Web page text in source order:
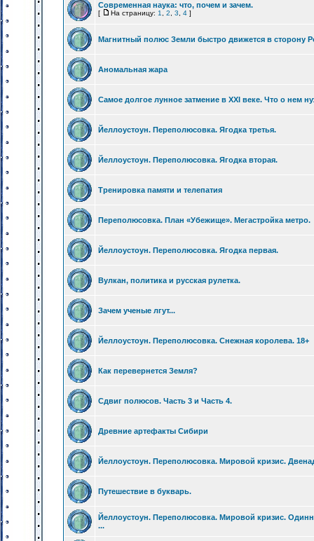
Современная наука: что, почем и зачем.
[ На страницу: 1 2 3 4 ]
Магнитный полюс Земли быстро движется в сторону
Аномальная жара
Самое долгое лунное затмение в XXI веке. Что о нем
Йеллоустоун. Переполюсовка. Ягодка третья.
Йеллоустоун. Переполюсовка. Ягодка вторая.
Тренировка памяти и телепатия
Переполюсовка. План «Убежище». Мегастройка метро.
Йеллоустоун. Переполюсовка. Ягодка первая.
Вулкан, политика и русская рулетка.
Зачем ученые лгут...
Йеллоустоун. Переполюсовка. Снежная королева. 18+
Как перевернется Земля?
Сдвиг полюсов. Часть 3 и Часть 4.
Древние артефакты Сибири
Йеллоустоун. Переполюсовка. Мировой кризис.
Путешествие в букварь.
Йеллоустоун. Переполюсовка. Мировой кризис.
...